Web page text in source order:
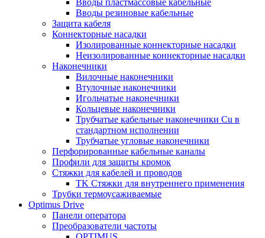
Вводы резиновые кабельные
Защита кабеля
Коннекторные насадки
Изолированные коннекторные насадки
Неизолированные коннекторные насадки
Наконечники
Вилочные наконечники
Втулочные наконечники
Игольчатые наконечники
Кольцевые наконечники
Трубчатые кабельные наконечники Cu в
стандартном исполнении
Трубчатые угловые наконечники
Перфорированные кабельные каналы
Профили для защиты кромок
Стяжки для кабелей и проводов
TK Стяжки для внутреннего применения
Трубки термоусаживаемые
Optimus Drive
Панели оператора
Преобразователи частоты